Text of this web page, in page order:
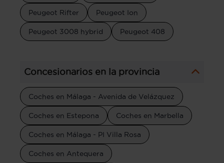
Peugeot Rifter Peugeot Ion
Peugeot 3008 hybrid Peugeot 408
Concesionarios en la provincia
Coches en Málaga - Avenida de Velázquez
Coches en Estepona Coches en Marbella
Coches en Málaga - PI Villa Rosa
Coches en Antequera